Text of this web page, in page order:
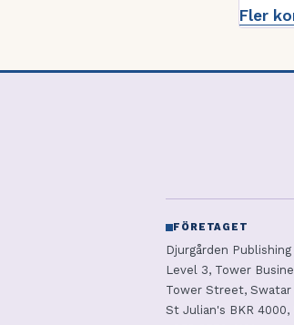
Fler
FÖRETAGET
Djurgården
Level 3, Tower
Tower Street, Swatar
St Julian's BKR 4000,